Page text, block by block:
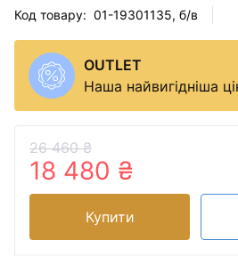
Код товару: 01-19301135, б/в
OUTLET
Наша найвигідніша
26 460 ₴
18 480 ₴
Купити